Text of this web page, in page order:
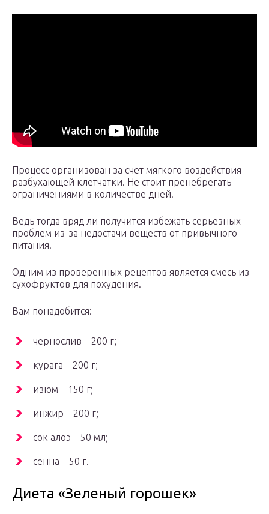
Процесс организован за счет мягкого воздействия
разбухающей клетчатки. Не стоит пренебрегать
ограничениями в количестве дней.
Ведь тогда вряд ли получится избежать серьезных
проблем из-за недостачи веществ от привычного
питания.
Одним из проверенных рецептов является смесь из
сухофруктов для похудения.
Вам понадобится:
чернослив – 200 г;
курага – 200 г;
изюм – 150 г;
инжир – 200 г;
сок алоэ – 50 мл;
сенна – 50 г.
Диета «Зеленый горошек»